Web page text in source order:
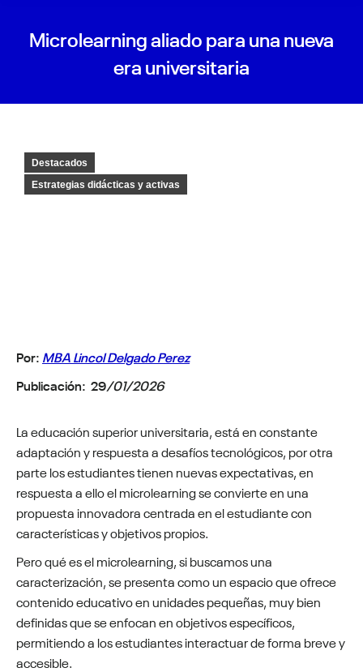
Microlearning aliado para una nueva
era universitaria
Destacados
Estrategias didácticas y activas
Por: MBA Lincol Delgado Perez
Publicación: 29/01/2026
La educación superior universitaria, está en constante
adaptación y respuesta a desafíos tecnológicos, por otra
parte los estudiantes tienen nuevas expectativas, en
respuesta a ello el microlearning se convierte en una
propuesta innovadora centrada en el estudiante con
características y objetivos propios.
Pero qué es el microlearning, si buscamos una
caracterización, se presenta como un espacio que ofrece
contenido educativo en unidades pequeñas, muy bien
definidas que se enfocan en objetivos específicos,
permitiendo a los estudiantes interactuar de forma breve y
accesible.